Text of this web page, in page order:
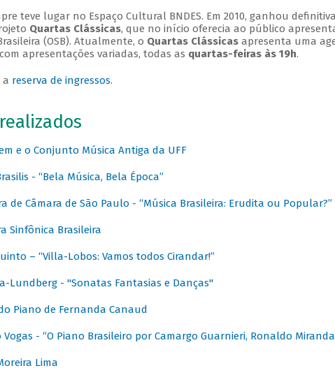
teve lugar no Espaço Cultural BNDES. Em 2010, ganhou
Quartas Clássicas, que no início oferecia ao público
(OSB). Atualmente, o Quartas Clássicasapresenta uma
apresentações variadas, todas as quartas-feiras às 19h.
a reserva de ingressos.
e o Conjunto Música Antiga da UFF
- “Bela Música, Bela Época”
de Câmara de São Paulo - “Música Brasileira: Erudita ou Popular?”
Sinfônica Brasileira
– “Villa-Lobos: Vamos todos Cirandar!”
Lundberg - "Sonatas Fantasias e Danças"
Piano de Fernanda Canaud
Vogas - “O Piano Brasileiro por Camargo Guarnieri, Ronaldo
Lima